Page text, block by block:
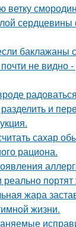
ветку
сердцевины
баклажаны
не видно -
и
сахар
рациона.
жара
жизни.